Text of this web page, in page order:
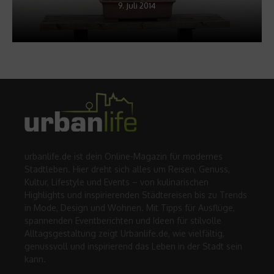
9. Juli 2014
urbanlife.de ist dein Online-Magazin für modernes
Stadtleben. Hier dreht sich alles um Reisen, Genuss,
Kultur, Lifestyle und Events – von kulinarischen
Highlights und inspirierenden Städtereisen bis zu Trends
in Mode, Design und Wohnen. Mit Tipps für Ausflüge,
spannenden Eventberichten und Ideen für stilvolle
Alltagsgestaltung zeigt Urbanlife.de, wie vielfältig,
genussvoll und inspirierend das Leben in der Stadt sein
kann.